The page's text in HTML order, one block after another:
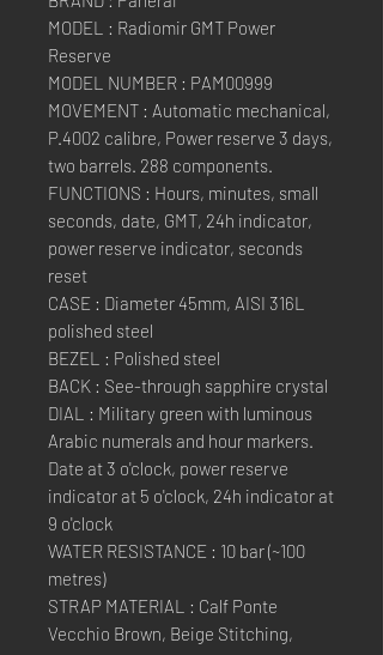
MODEL : Radiomir GMT Power
Reserve
MODEL NUMBER : PAM00999
MOVEMENT : Automatic mechanical,
P.4002 calibre, Power reserve 3 days,
two barrels. 288 components.
FUNCTIONS : Hours, minutes, small
seconds, date, GMT, 24h indicator,
power reserve indicator, seconds
reset
CASE : Diameter 45mm, AISI 316L
polished steel
BEZEL : Polished steel
BACK : See-through sapphire crystal
DIAL : Military green with luminous
Arabic numerals and hour markers.
Date at 3 o'clock, power reserve
indicator at 5 o'clock, 24h indicator at
9 o'clock
WATER RESISTANCE : 10 bar (~100
metres)
STRAP MATERIAL : Calf Ponte
Vecchio Brown, Beige Stitching,